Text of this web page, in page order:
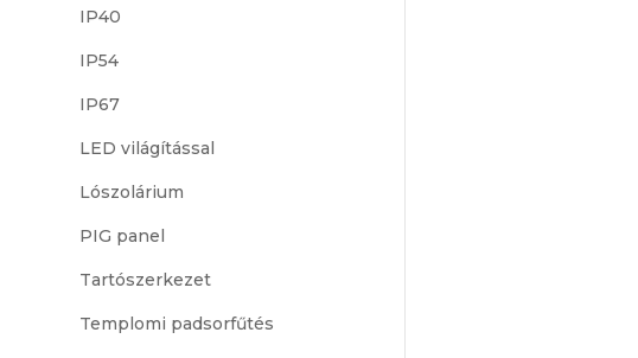
IP40
IP54
IP67
LED világítással
Lószolárium
PIG panel
Tartószerkezet
Templomi padsorfűtés